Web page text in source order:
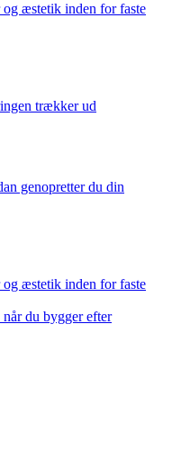
æstetik inden for faste
trækker ud
genopretter du din
æstetik inden for faste
du bygger efter